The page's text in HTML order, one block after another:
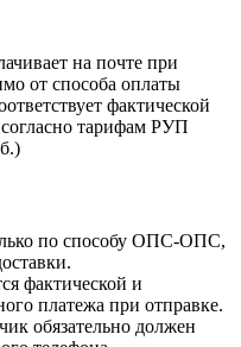
на почте при
от способа оплаты
фактической
тарифам РУП
по способу ОПС-ОПС,
фактической и
платежа при отправке.
обязательно должен